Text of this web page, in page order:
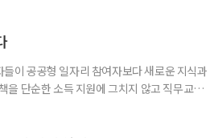
터넷인피니티는 케어매니저 전문사이트 ‘케
이 공공형 일자리 참여자보다 새로운 지식과
을 단순한 소득 지원에 그치지 않고 직무교육